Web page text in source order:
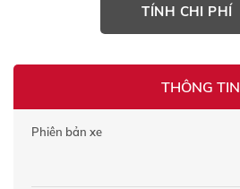
TÍNH CHI PHÍ
THÔNG TIN
Phiên bản xe